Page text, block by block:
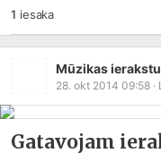
1 iesaka
Mūzikas
28. okt 2014 09:58
Gatavojam